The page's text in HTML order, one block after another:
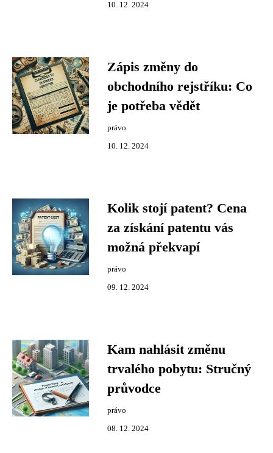
10. 12. 2024
Zápis změny do
obchodního rejstříku: Co
je potřeba vědět
právo
10. 12. 2024
Kolik stojí patent? Cena
za získání patentu vás
možná překvapí
právo
09. 12. 2024
Kam nahlásit změnu
trvalého pobytu: Stručný
průvodce
právo
08. 12. 2024